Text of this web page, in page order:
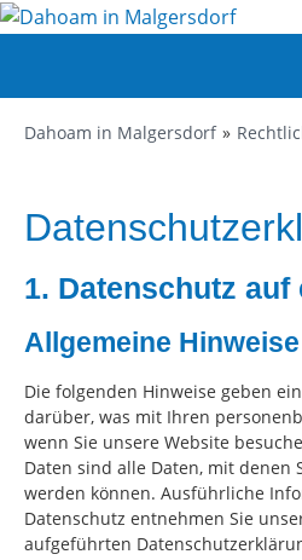
Dahoam in Malgersdorf
1. Datenschutz
Allgemeine Hinweise
Die folgenden Hinweise geben
darüber, was mit Ihren
wenn Sie unsere Website
Daten sind alle Daten, mit
werden können. Ausführliche
Datenschutz entnehmen Sie
aufgeführten